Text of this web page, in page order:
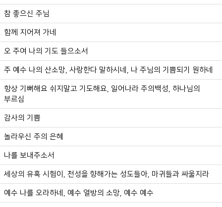
참 좋으신 주님
함께 지어져 가네
오 주여 나의 기도 들으소서
주 예수 나의 산소망, 사랑한다 말하시네, 나 주님의 기쁨되기 원하네
항상 기뻐해요 쉬지말고 기도해요, 일어나라 주의백성, 하나님의
부르심
감사의 기쁨
놀라우신 주의 은혜
나를 보내주소서
세상의 유혹 시험이, 천성을 향해가는 성도들아, 마귀들과 싸울지라
예수 나를 오라하네, 예수 열방의 소망, 예수 예수